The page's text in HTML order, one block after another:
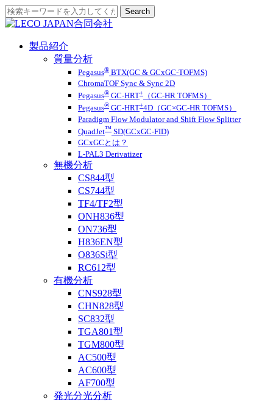
製品紹介
質量分析
Pegasus® BTX(GC & GCxGC-TOFMS)
ChromaTOF Sync & Sync 2D
Pegasus® GC-HRT+
（GC-HR TOFMS）
Pegasus® GC-HRT+4D（GC×GC-HR TOFMS）
Paradigm Flow Modulator and Shift Flow Splitter
QuadJet™ SD(GCxGC-FID)
GCxGCとは？
L-PAL3 Derivatizer
無機分析
CS844型
CS744型
TF4/TF2型
ONH836型
ON736型
H836EN型
O836Si型
RC612型
有機分析
CNS928型
CHN828型
SC832型
TGA801型
TGM800型
AC500型
AC600型
AF700型
発光分光分析